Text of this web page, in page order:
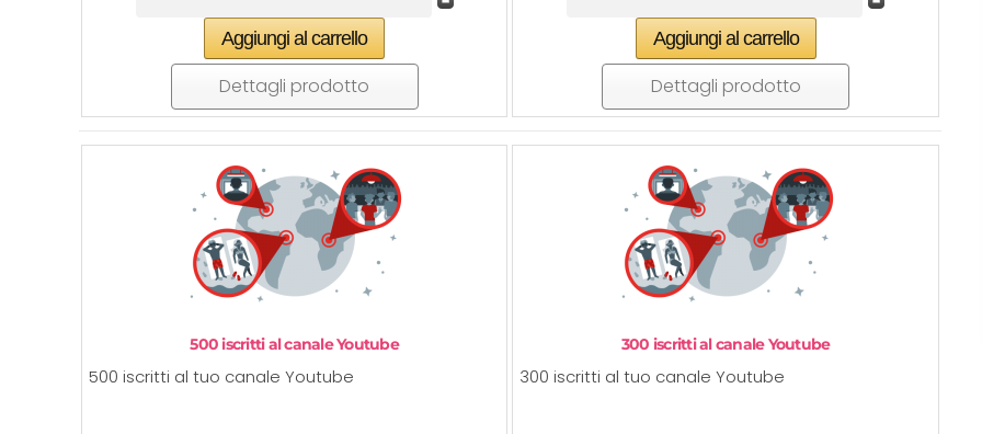
Dettagli prodotto Dettagli prodotto
500 iscritti al canale Youtube
500 iscritti al tuo canale Youtube
300 iscritti al canale Youtube
300 iscritti al tuo canale Youtube